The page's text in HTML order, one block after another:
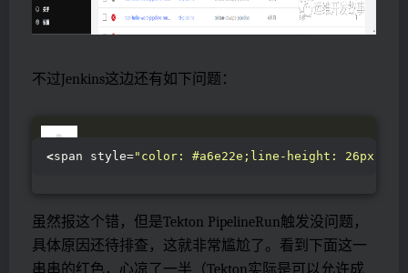
不过Jenkins这边还有如下问题：
<span style="color: #a6e22e;line-height: 26px;"
虽然报这个错，但是Tekton PipelineRun触发没问题，
具体原因还待排查，这就非常尴尬了。看到下面这一
串串的红色，心凉了一半（Tekton实际是可以允许成